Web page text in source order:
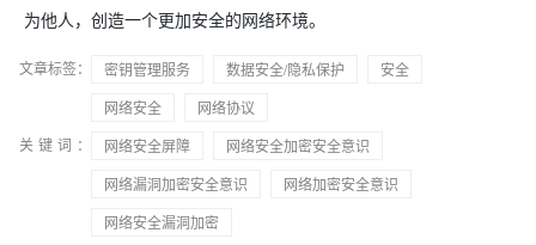
为他人，创造一个更加安全的网络环境。
文章标签： 密钥管理服务 数据安全/隐私保护
安全
网络安全
网络协议
关键词：
网络安全屏障
网络安全加密安全意识
网络漏洞加密安全意识
网络加密安全意识
网络安全漏洞加密